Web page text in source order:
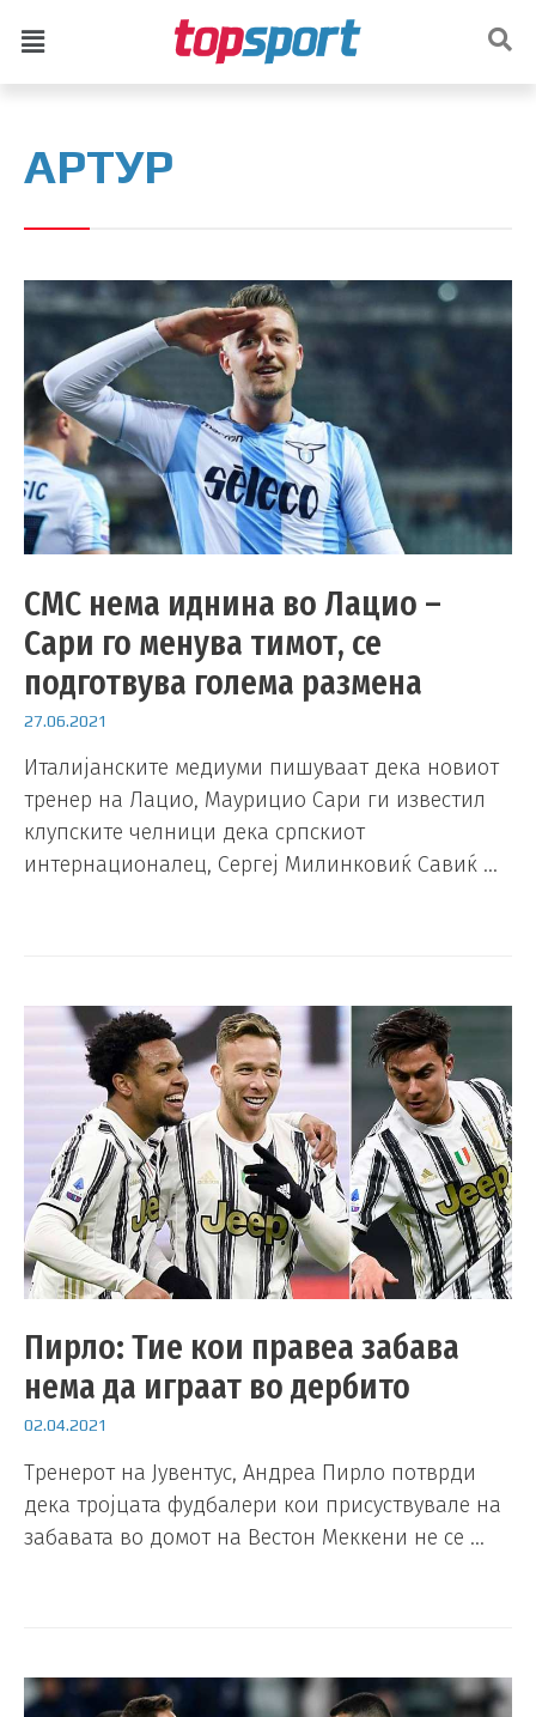
АРТУР
СМС нема иднина во Лацио –
Сари го менува тимот, се
подготвува голема размена
27.06.2021
Италијанските медиуми пишуваат дека новиот
тренер на Лацио, Маурицио Сари ги известил
клупските челници дека српскиот
интернационалец, Сергеј Милинковиќ Савиќ …
Пирло: Тие кои правеа забава
нема да играат во дербито
02.04.2021
Тренерот на Јувентус, Андреа Пирло потврди
дека тројцата фудбалери кои присуствувале на
забавата во домот на Вестон Меккени не се …